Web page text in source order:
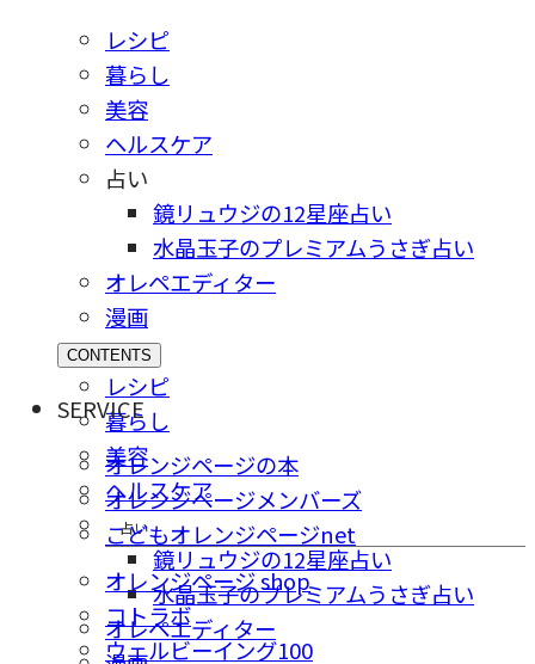
レシピ
暮らし
美容
ヘルスケア
占い
鏡リュウジの12星座占い
水晶玉子のプレミアムうさぎ占い
オレペエディター
漫画
CONTENTS
レシピ
暮らし
美容
ヘルスケア
占い
鏡リュウジの12星座占い
水晶玉子のプレミアムうさぎ占い
オレペエディター
SERVICE
オレンジページの本
オレンジページメンバーズ
こどもオレンジページnet
オレンジページ shop
コトラボ
ウェルビーイング100